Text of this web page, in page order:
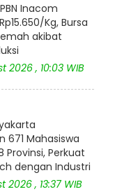
Inacom
Kg, Bursa
akibat
2026 , 10:03 WIB
671 Mahasiswa
Provinsi, Perkuat
dengan Industri
2026 , 13:37 WIB